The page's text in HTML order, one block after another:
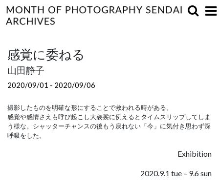
感覚に委ねる
山田静子
2020/09/01 - 2020/09/06
撮影したものを明確な形にすることで救われる時がある。
感覚や感情さえも呼び起こし大袈裟に例えるとタイムスリップしてしま
う様な。シャッターチャンスの後もう戻れない「今」に気付き思わず深
呼吸をした。
Exhibition
2020.9.1 tue – 9.6 sun